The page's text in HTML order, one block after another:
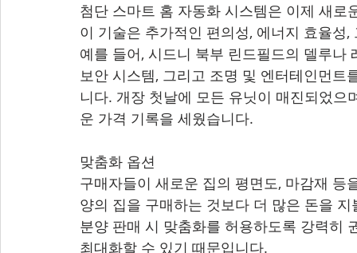
첨단 스마트 홈 자동화 시스템은 이제 새
이 기술은 추가적인 편의성, 에너지 효율성
예를 들어, 시드니 북부 린드필드의 델루
보안 시스템, 그리고 조명 및 엔터테인먼
니다. 개장 첫날에 모든 유닛이 매진되었
운 가격 기록을 세웠습니다.
맞춤화 옵션
구매자들이 새로운 집의 평면도, 마감재 등
양의 집을 구매하는 것보다 더 많은 돈을
분양 판매 시 맞춤화를 허용하도록 강력히
최대화할 수 있기 때문입니다.